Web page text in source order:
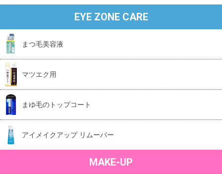
EYE ZONE CARE
まつ毛美容液
マツエク用
まゆ毛のトップコート
アイメイクアップ リムーバー
MAKE-UP